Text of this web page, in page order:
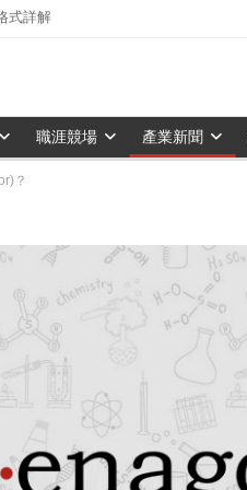
式詳解
職涯競場 產業新聞
？